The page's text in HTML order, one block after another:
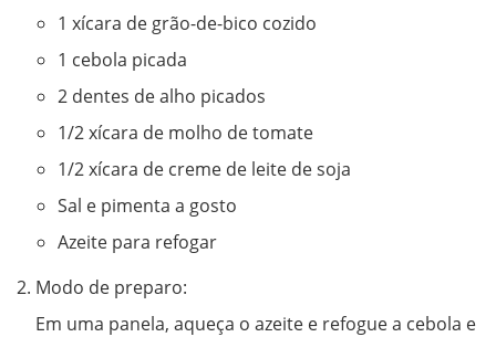
1 xícara de grão-de-bico cozido
1 cebola picada
2 dentes de alho picados
1/2 xícara de molho de tomate
1/2 xícara de creme de leite de soja
Sal e pimenta a gosto
Azeite para refogar
Modo de preparo:
Em uma panela, aqueça o azeite e refogue a cebola e